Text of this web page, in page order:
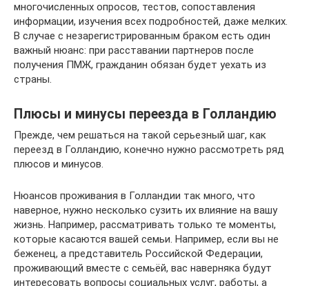
многочисленных опросов, тестов, сопоставления
информации, изучения всех подробностей, даже мелких.
В случае с незарегистрированным браком есть один
важный нюанс: при расставании партнеров после
получения ПМЖ, гражданин обязан будет уехать из
страны.
Плюсы и минусы переезда в Голландию
Прежде, чем решаться на такой серьезный шаг, как
переезд в Голландию, конечно нужно рассмотреть ряд
плюсов и минусов.
Нюансов проживания в Голландии так много, что
наверное, нужно несколько сузить их влияние на вашу
жизнь. Например, рассматривать только те моменты,
которые касаются вашей семьи. Например, если вы не
беженец, а представитель Российской Федерации,
проживающий вместе с семьёй, вас наверняка будут
интересовать вопросы социальных услуг, работы, а